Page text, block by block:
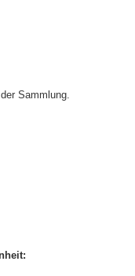
Sammlung.